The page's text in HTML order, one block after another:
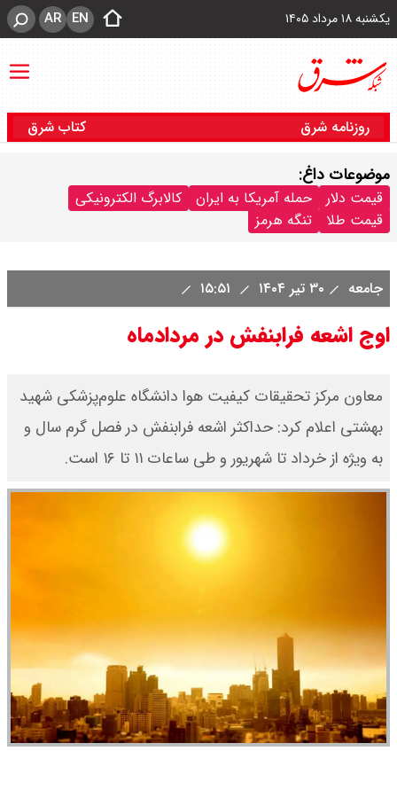
یکشنبه ۱۸ مرداد ۱۴۰۵ EN
AR
روزنامه شرق کتاب شرق
موضوعات داغ:
قیمت دلار حمله آمریکا به ایران
کالابرگ الکترونیکی
قیمت طلا
تنگه هرمز
جامعه ۳۰ تیر ۱۴۰۴
اوج اشعه فرابنفش در مردادماه
معاون مرکز تحقیقات کیفیت هوا دانشگاه علوم‌پزشکی شهید
بهشتی اعلام کرد: حداکثر اشعه فرابنفش در فصل گرم سال و
به ویژه از خرداد تا شهریور و طی ساعات ۱۱ تا ۱۶ است.